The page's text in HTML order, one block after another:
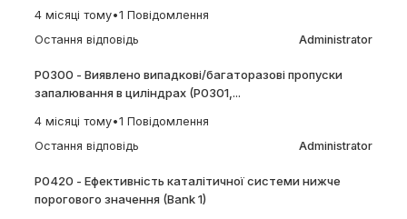
4 місяці тому•1 Повідомлення
Остання відповідь
Administrator
P0300 - Виявлено випадкові/багаторазові пропуски
запалювання в циліндрах (P0301,...
4 місяці тому•1 Повідомлення
Остання відповідь
Administrator
P0420 - Ефективність каталітичної системи нижче
порогового значення (Bank 1)